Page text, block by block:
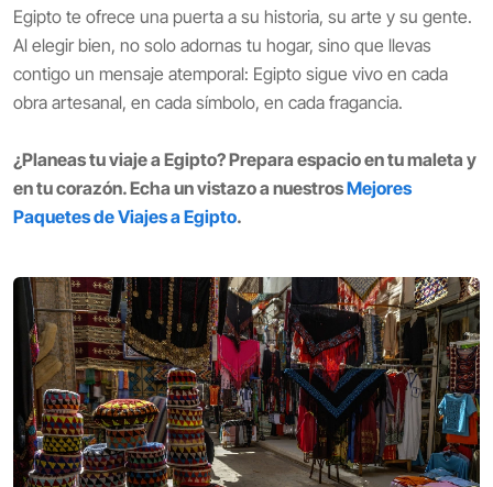
Egipto te ofrece una puerta a su historia, su arte y su gente.
Al elegir bien, no solo adornas tu hogar, sino que llevas
contigo un mensaje atemporal: Egipto sigue vivo en cada
obra artesanal, en cada símbolo, en cada fragancia.
¿Planeas tu viaje a Egipto? Prepara espacio en tu maleta y
en tu corazón. Echa un vistazo a nuestrosMejores
Paquetes de Viajes a Egipto.